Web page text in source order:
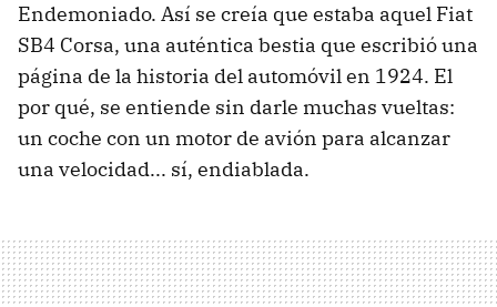
Endemoniado. Así se creía que estaba aquel Fiat
SB4 Corsa, una auténtica bestia que escribió una
página de la historia del automóvil en 1924. El
por qué, se entiende sin darle muchas vueltas:
un coche con un motor de avión para alcanzar
una velocidad... sí, endiablada.